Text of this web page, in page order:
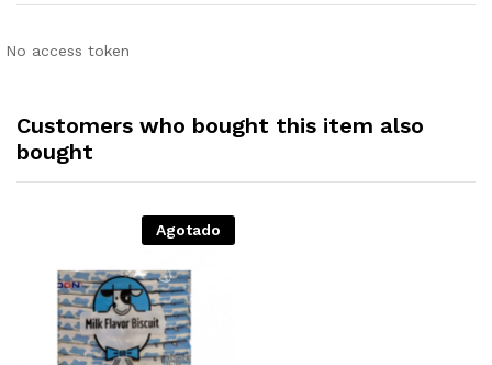
No access token
Customers who bought this item also
bought
Agotado